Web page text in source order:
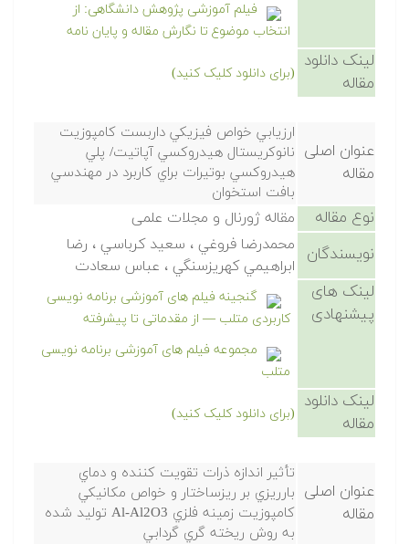
فیلم آموزشی پژوهش دانشگاهی: از
انتخاب موضوع تا نگارش مقاله و پایان نامه
لینک دانلود
مقاله
(برای دانلود کلیک کنید)
عنوان اصلی
مقاله
ارزيابي خواص فيزيكي داربست كامپوزيت
نانوكريستال هيدروكسي آپاتيت/ پلي
هيدروكسي بوتيرات براي كاربرد در مهندسي
بافت استخوان
نوع مقاله مقاله ژورنال و مجلات علمی
نویسندگان
محمدرضا فروغي ، سعيد كرباسي ، رضا
ابراهيمي كهريزسنگي ، عباس سعادت
لینک های
پیشنهادی
گنجینه فیلم های آموزشی برنامه نویسی
کاربردی متلب — از مقدماتی تا پیشرفته
مجموعه فیلم های آموزشی برنامه نویسی
متلب
لینک دانلود
مقاله
(برای دانلود کلیک کنید)
عنوان اصلی
مقاله
تأثير اندازه ذرات تقويت كننده و دماي
بارريزي بر ريزساختار و خواص مكانيكي
كامپوزيت زمينه فلزي Al-Al2O3 توليد شده
به روش ريخته گري گردابي